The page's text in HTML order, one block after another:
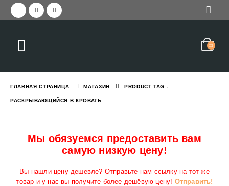
ГЛАВНАЯ СТРАНИЦА МАГАЗИН PRODUCT TAG -
РАСКРЫВАЮЩИЙСЯ В КРОВАТЬ
Мы обязуемся предоставить вам
самую низкую цену!
Вы нашли цену дешевле? Отправьте нам ссылку на тот же
товар и у нас вы получите более дешёвую цену! Отправить!